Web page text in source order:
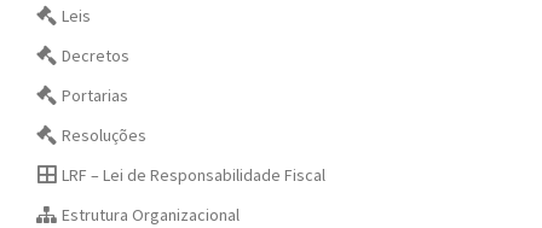
Leis
Decretos
Portarias
Resoluções
LRF – Lei de Responsabilidade Fiscal
Estrutura Organizacional